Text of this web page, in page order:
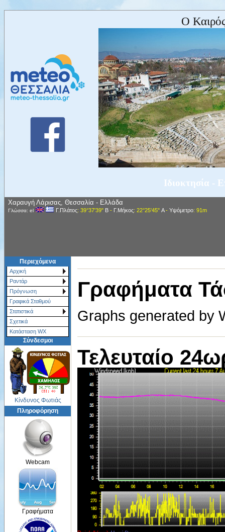
Ο
Ιδιοκτησία -
Χαραυγή Λάρισας, Θεσσαλία - Ελλάδα
Γλώσσα: el Γ.Πλάτος: 39°37'39" Β- Γ.Μήκος: 22°25'45" Α- Υψόμετρο: 91m
Περιεχόμενα
Αρχική
Ραντάρ
Πρόγνωση
Γραφικά Σταθμού
Στατιστικά
Σχετικά
Κατάσταση WX
Σύνδεσμοι
Κίνδυνος Φωτιάς
Πληροφόρηση
Webcam
Γραφήματα
Γραφήματα
Graphs generated by
Τελευταίο